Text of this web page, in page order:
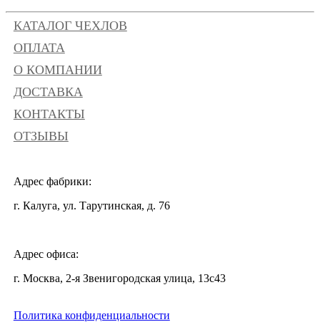
КАТАЛОГ ЧЕХЛОВ
ОПЛАТА
О КОМПАНИИ
ДОСТАВКА
КОНТАКТЫ
ОТЗЫВЫ
Адрес фабрики:
г. Калуга, ул. Тарутинская, д. 76
Адрес офиса:
г. Москва, 2-я Звенигородская улица, 13с43
Политика конфиденциальности